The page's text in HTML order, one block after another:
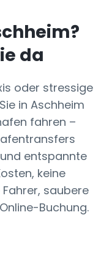
?
da
oder stressige
in Aschheim
fahren –
entspannte
keine
saubere
Buchung.